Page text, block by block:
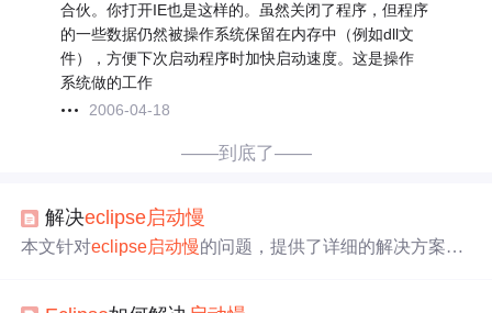
合伙。你打开IE也是这样的。虽然关闭了程序，但程序
的一些数据仍然被操作系统保留在内存中（例如dll文
件），方便下次启动程序时加快启动速度。这是操作
系统做的工作
2006-04-18
——到底了——
解决eclipse启动慢
本文针对eclipse启动慢的问题，提供了详细的解决方案。